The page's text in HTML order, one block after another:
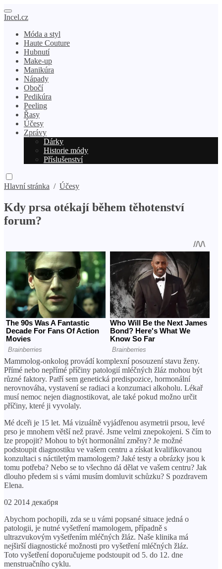
Incel.cz
Móda a styl
Haute Couture
Hubnutí
Make-up
Manikúra
Nápady
Obočí
Pedikúra
Peeling
Řasy
Účesy
Zprávy
Dárky
Historie módy
Příslušenství
Hlavní stránka / Účesy
Kdy prsa otékají během těhotenství
forum?
Mammolog-onkolog provádí komplexní posouzení stavu ženy.
Přímé nebo nepřímé příčiny patologií mléčných žláz mohou být
různé faktory. Patří sem genetická predispozice, hormonální
nerovnováha, vystavení se radiaci a konzumaci alkoholu. Lékař
musí nemoc nejen diagnostikovat, ale také pokud možno určit
příčiny, které ji vyvolaly.
Mé dceři je 15 let. Má vizuálně vyjádřenou asymetrii prsou, levé
prso je mnohem větší než pravé. Jsme velmi znepokojeni. S čím to
lze propojit? Mohou to být hormonální změny? Je možné
podstoupit diagnostiku ve vašem centru a získat kvalifikovanou
konzultaci s náctiletým mamologem? Jaké testy a obrázky jsou k
tomu potřeba? Nebo se to všechno dá dělat ve vašem centru? Jak
dlouho předem si s vámi musím domluvit schůzku? S pozdravem
Elena.
02 2014 декабря
Abychom pochopili, zda se u vámi popsané situace jedná o
patologii, je nutné vyšetření mamologem, případně s
ultrazvukovým vyšetřením mléčných žláz. Naše klinika má
nejširší diagnostické možnosti pro vyšetření mléčných žláz.
Toto vyšetření doporučujeme podstoupit od 5. do 12. dne
menstruačního cyklu.